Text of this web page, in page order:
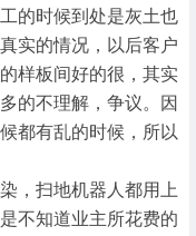
的时候到处是灰土也
实的情况，以后客户
样板间好的很，其实
的不理解，争议。因
都有乱的时候，所以
，扫地机器人都用上
不知道业主所花费的